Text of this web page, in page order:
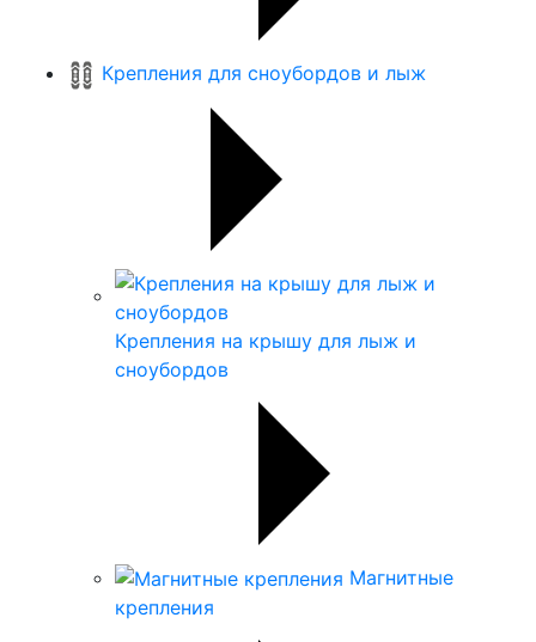
Крепления для сноубордов и лыж
Крепления на крышу для лыж и
сноубордов
Магнитные
крепления